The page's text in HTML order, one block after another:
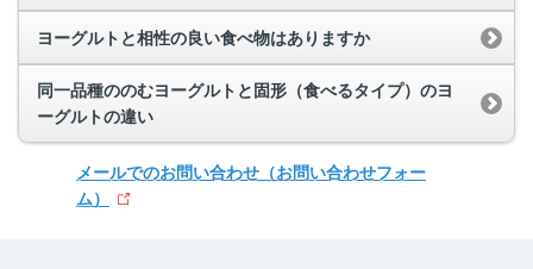
ヨーグルトと相性の良い食べ物はありますか
同一品種ののむヨーグルトと固形（食べるタイプ）のヨ
ーグルトの違い
メールでのお問い合わせ （お問い合わせフォー
ム）